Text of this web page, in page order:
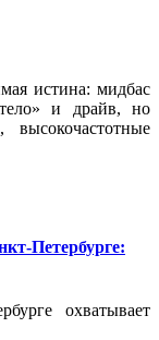
истина: мидбас
и драйв, но
Петербурге:
охватывает